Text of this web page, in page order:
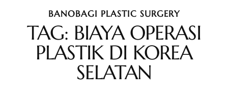
BANOBAGI PLASTIC SURGERY
TAG: BIAYA OPERASI
PLASTIK DI KOREA
SELATAN